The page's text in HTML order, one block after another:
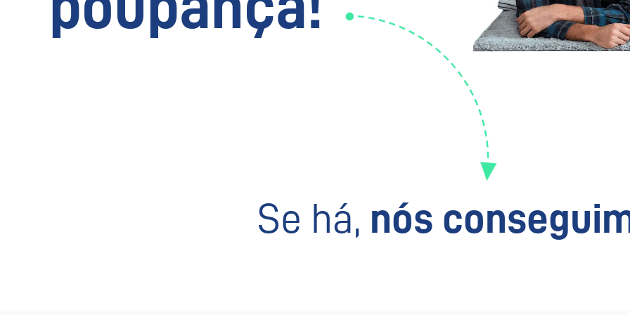
Se há, nós